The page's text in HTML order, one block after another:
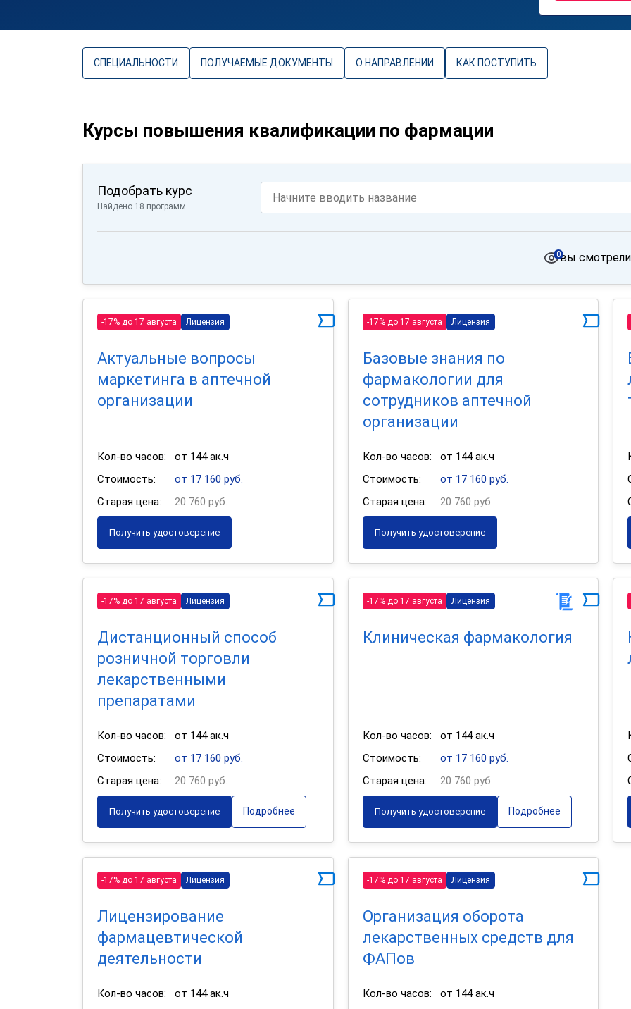
СПЕЦИАЛЬНОСТИ ПОЛУЧАЕМЫЕ ДОКУМЕНТЫ О НАПРАВЛЕНИИ КАК ПОСТУПИТЬ
Курсы повышения квалификации по фармации
Подобрать курс
Найдено 18 программ
вы смотрели
0
-17% до 17 августа Лицензия
Актуальные вопросы
маркетинга в аптечной
организации
Кол-во часов:
от 144 ак.ч
Стоимость:
от 17 160 руб.
Старая цена:
20 760 руб.
Получить удостоверение
-17% до 17 августа Лицензия
Базовые знания по
фармакологии для
сотрудников аптечной
организации
Кол-во часов:
от 144 ак.ч
Стоимость:
от 17 160 руб.
Старая цена:
20 760 руб.
Получить удостоверение
-17% до 17 августа Лицензия
Дистанционный способ
розничной торговли
лекарственными
препаратами
Кол-во часов:
от 144 ак.ч
Стоимость:
от 17 160 руб.
Старая цена:
20 760 руб.
Получить удостоверение Подробнее
-17% до 17 августа Лицензия
Клиническая фармакология
Кол-во часов:
от 144 ак.ч
Стоимость:
от 17 160 руб.
Старая цена:
20 760 руб.
Получить удостоверение Подробнее
-17% до 17 августа Лицензия
Лицензирование
фармацевтической
деятельности
Кол-во часов:
от 144 ак.ч
-17% до 17 августа Лицензия
Организация оборота
лекарственных средств для
ФАПов
Кол-во часов:
от 144 ак.ч